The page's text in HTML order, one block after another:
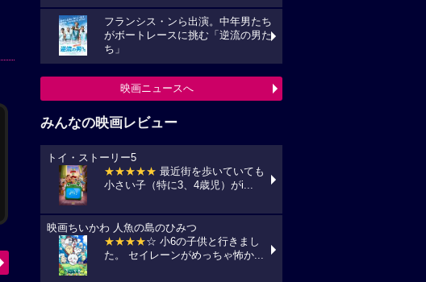
フランシス・ンら出演。中年男たち
がボートレースに挑む「逆流の男た
ち」
映画ニュースへ
みんなの映画レビュー
トイ・ストーリー5
★★★★★ 最近街を歩いていても
小さい子（特に3、4歳児）がi...
映画ちいかわ 人魚の島のひみつ
★★★★☆ 小6の子供と行きまし
た。 セイレーンがめっちゃ怖か...